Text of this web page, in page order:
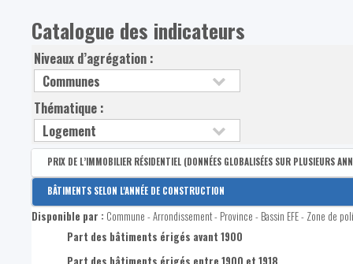
Catalogue des indicateurs
Niveaux d’agrégation :
Thématique :
PRIX DE L’IMMOBILIER RÉSIDENTIEL (DONNÉES GLOBALISÉES SUR PLUSIEURS
Disponible par :Commune - Arrondissement - Province - Quartier
Prix médian tous logements confondus
Prix médian des appartements
Prix médian des maisons (tous types confondus)
BÂTIMENTS SELON L'ANNÉE DE CONSTRUCTION
Disponible par : Commune - Arrondissement - Province - Bassin EFE - Zone de
Part des bâtiments érigés avant 1900